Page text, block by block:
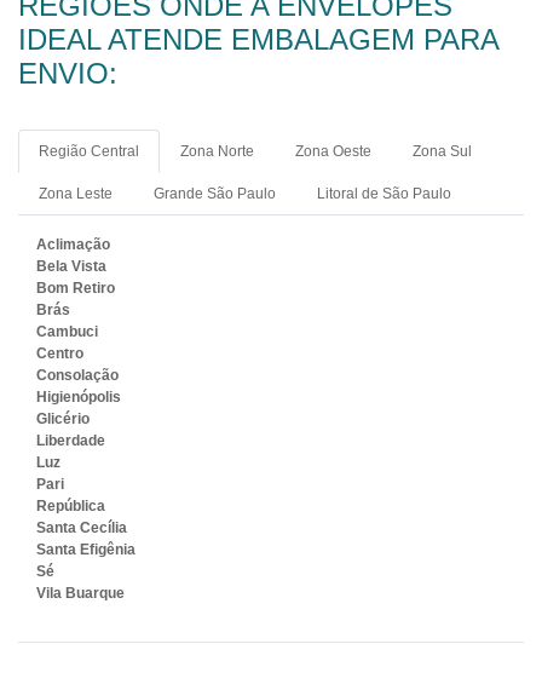
IDEAL ATENDE EMBALAGEM PARA
ENVIO:
Região Central Zona Norte Zona Oeste Zona Sul
Zona Leste Grande São Paulo Litoral de São Paulo
Aclimação
Bela Vista
Bom Retiro
Brás
Cambuci
Centro
Consolação
Higienópolis
Glicério
Liberdade
Luz
Pari
República
Santa Cecília
Santa Efigênia
Sé
Vila Buarque